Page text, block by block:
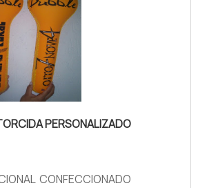
PERSONALIZADO
CONFECCIONADO